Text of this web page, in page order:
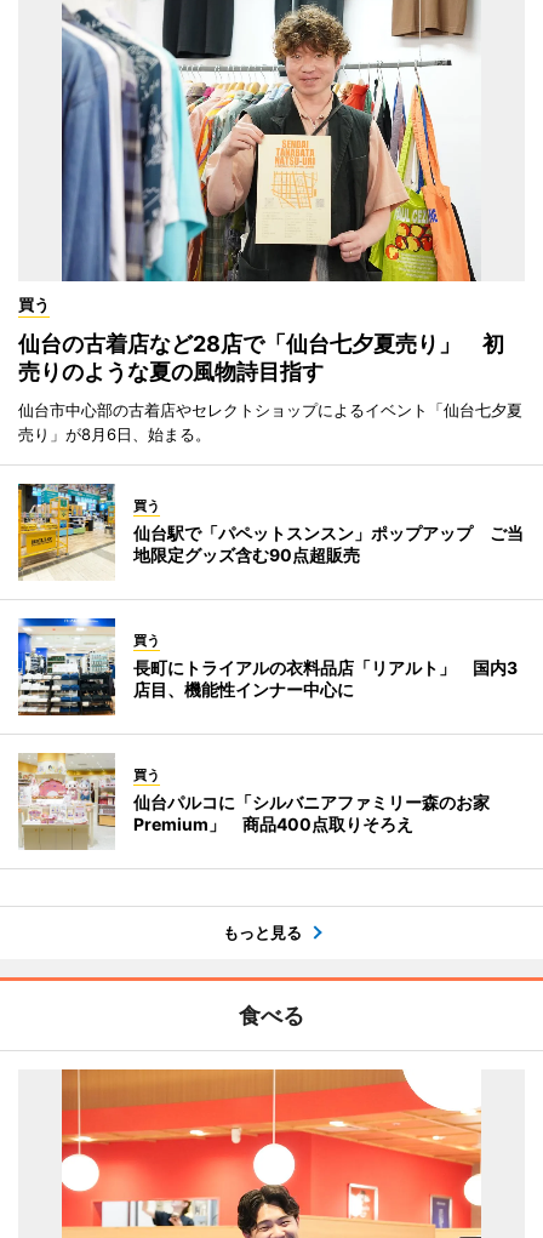
買う
仙台の古着店など28店で「仙台七夕夏売り」 初
売りのような夏の風物詩目指す
仙台市中心部の古着店やセレクトショップによるイベント「仙台七夕夏
売り」が8月6日、始まる。
買う
仙台駅で「パペットスンスン」ポップアップ ご当
地限定グッズ含む90点超販売
買う
長町にトライアルの衣料品店「リアルト」 国内3
店目、機能性インナー中心に
買う
仙台パルコに「シルバニアファミリー森のお家
Premium」 商品400点取りそろえ
もっと見る
食べる